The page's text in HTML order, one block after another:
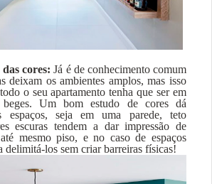
das cores:Já é de conhecimento comum
deixam os ambientes amplos, mas isso
o seu apartamento tenha que ser em
Um bom estudo de cores dá
espaços, seja em uma parede, teto
escuras tendem a dar impressão de
mesmo piso, e no caso de espaços
delimitá-los sem criar barreiras físicas!